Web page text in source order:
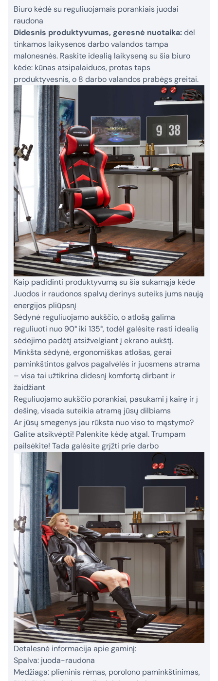
Biuro kėdė su reguliuojamais porankiais juodai
raudona
Didesnis produktyvumas, geresnė nuotaika:dėl
tinkamos laikysenos darbo valandos tampa
malonesnės. Raskite idealią laikyseną su šia biuro
kėde: kūnas atsipalaiduos, protas taps
produktyvesnis, o 8 darbo valandos prabėgs greitai.
Kaip padidinti produktyvumą su šia sukamąja kėde
Juodos ir raudonos spalvų derinys suteiks jums naują
energijos pliūpsnį
Sėdynė reguliuojamo aukščio, o atlošą galima
reguliuoti nuo 90° iki 135°, todėl galėsite rasti idealią
sėdėjimo padėtį atsižvelgiant į ekrano aukštį.
Minkšta sėdynė, ergonomiškas atlošas, gerai
paminkštintos galvos pagalvėlės ir juosmens atrama
– visa tai užtikrina didesnį komfortą dirbant ir
žaidžiant
Reguliuojamo aukščio porankiai, pasukami į kairę ir į
dešinę, visada suteikia atramą jūsų dilbiams
Ar jūsų smegenys jau rūksta nuo viso to mąstymo?
Galite atsikvėpti! Palenkite kėdę atgal. Trumpam
pailsėkite! Tada galėsite grįžti prie darbo
Detalesnė informacija apie gaminį:
Spalva: juoda-raudona
Medžiaga: plieninis rėmas, porolono paminkštinimas,